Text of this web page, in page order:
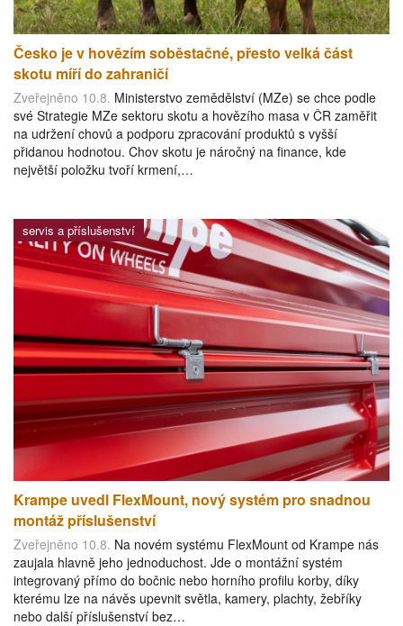
Česko je v hovězím soběstačné, přesto velká část
skotu míří do zahraničí
Zveřejněno 10.8. Ministerstvo zemědělství (MZe) se chce podle
své Strategie MZe sektoru skotu a hovězího masa v ČR zaměřit
na udržení chovů a podporu zpracování produktů s vyšší
přidanou hodnotou. Chov skotu je náročný na finance, kde
největší položku tvoří krmení,…
servis a příslušenství
Krampe uvedl FlexMount, nový systém pro snadnou
montáž příslušenství
Zveřejněno 10.8. Na novém systému FlexMount od Krampe nás
zaujala hlavně jeho jednoduchost. Jde o montážní systém
integrovaný přímo do bočnic nebo horního profilu korby, díky
kterému lze na návěs upevnit světla, kamery, plachty, žebříky
nebo další příslušenství bez…